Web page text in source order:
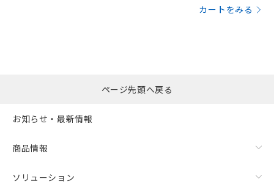
カートをみる
ページ先頭へ戻る
お知らせ・最新情報
商品情報
ソリューション